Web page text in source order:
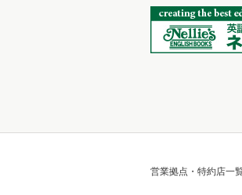
営業拠点・特約店一